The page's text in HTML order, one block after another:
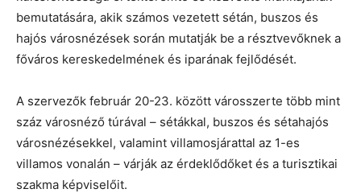
bemutatására, akik számos vezetett sétán, buszos és
hajós városnézések során mutatják be a résztvevőknek a
főváros kereskedelmének és iparának fejlődését.
A szervezők február 20-23. között városszerte több mint
száz városnéző túrával – sétákkal, buszos és sétahajós
városnézésekkel, valamint villamosjárattal az 1-es
villamos vonalán – várják az érdeklődőket és a turisztikai
szakma képviselőit.